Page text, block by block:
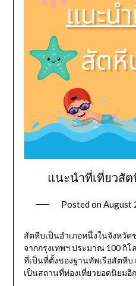
แนะนำที่เที่ยวสั
Posted onAugust
สัตหีบเป็นอำเภอหนึ่งในจังหวัด
จากกรุงเทพฯ ประมาณ 100 กิ
ที่เป็นที่ตั้งของฐานทัพเรือสัตหี
เป็นสถานที่ท่องเที่ยวยอดนิยมอี